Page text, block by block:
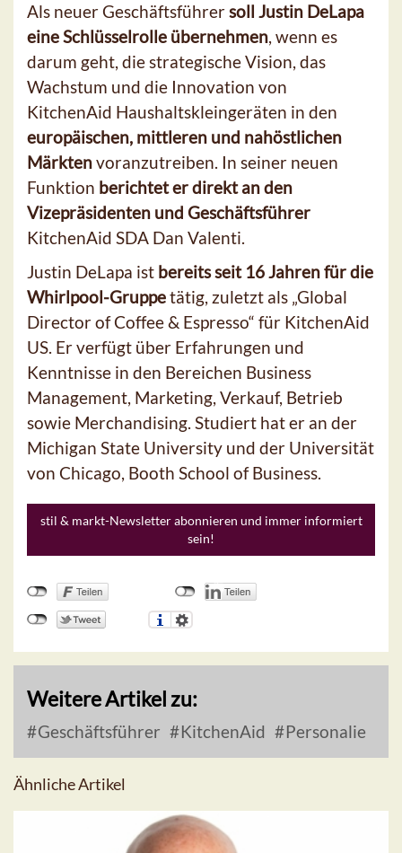
Als neuer Geschäftsführersoll Justin DeLapa
eine Schlüsselrolle übernehmen, wenn es
darum geht, die strategische Vision, das
Wachstum und die Innovation von
KitchenAid Haushaltskleingeräten in den
europäischen, mittleren und nahöstlichen
Märktenvoranzutreiben. In seiner neuen
Funktion berichtet er direkt an den
Vizepräsidenten und Geschäftsführer
KitchenAid SDA Dan Valenti.
Justin DeLapa ist bereits seit 16 Jahren für die
Whirlpool-Gruppetätig, zuletzt als „Global
Director of Coffee & Espresso“ für KitchenAid
US. Er verfügt über Erfahrungen und
Kenntnisse in den Bereichen Business
Management, Marketing, Verkauf, Betrieb
sowie Merchandising. Studiert hat er an der
Michigan State University und der Universität
von Chicago, Booth School of Business.
stil & markt-Newsletter abonnieren und immer informiert
sein!
Weitere Artikel zu:
Geschäftsführer KitchenAid Personalie
Ähnliche Artikel